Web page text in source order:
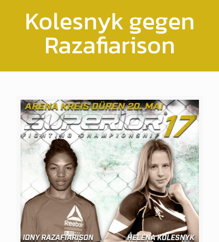
Kolesnyk gegen
Razafiarison